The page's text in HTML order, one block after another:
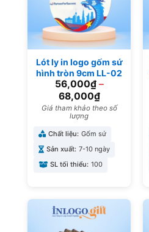
Lót ly in logo gốm sứ
hình tròn 9cm LL-02
56,000₫–
68,000₫
Giá tham khảo theo số
lượng
Chất liệu: Gốm sứ
Sản xuất: 7-10 ngày
SL tối thiểu: 100